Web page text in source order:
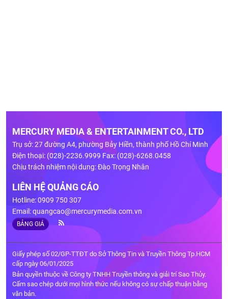
MERCURY MEDIA & ENTERTAINMENT CO., LTD
Trụ sở: 27 đường A4, phường Bảy Hiền, thành phố Hồ Chí Minh
Điện thoại: (028)-2236.9999 Fax: (028)-6268.0458
Chịu trách nhiệm nội dung: Đào Trọng Nhân
LIÊN HỆ QUẢNG CÁO
Hotline: 0909 750 307
Email:quangcao@mercurymedia.com.vn
BẢNG GIÁ
Giấy phép số 02/GP-TTĐT do Sở Thông Tin và Truyền Thông Tp.HCM
cấp ngày 06/01/2025
Bản quyền thuộc về Công ty TNHH Truyền thông và giải trí Sao Thủy.
Cấm sao chép dưới mọi hình thức nếu không có sự chấp thuận bằng
văn bản.